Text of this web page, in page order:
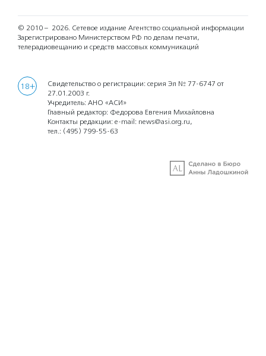
© 2010 – 2026. Сетевое издание Агентство социальной информации
Зарегистрировано Министерством РФ по делам печати,
телерадиовещанию и средств массовых коммуникаций
18+
Свидетельство о регистрации: серия Эл № 77-6747 от
27.01.2003 г.
Учредитель: АНО «АСИ»
Главный редактор: Федорова Евгения Михайловна
Контакты редакции: e-mail: news@asi.org.ru,
тел.: (495) 799-55-63